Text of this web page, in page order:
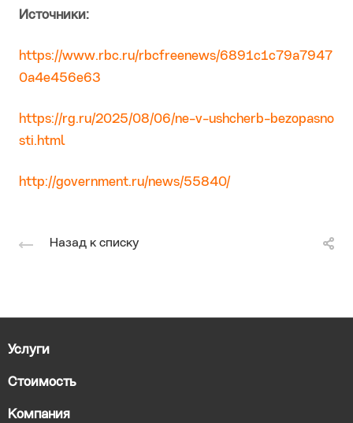
Источники:
https://www.rbc.ru/rbcfreenews/6891c1c79a7947
0a4e456e63
https://rg.ru/2025/08/06/ne-v-ushcherb-bezopasno
sti.html
http://government.ru/news/55840/
Назад к списку
Услуги
Стоимость
Компания